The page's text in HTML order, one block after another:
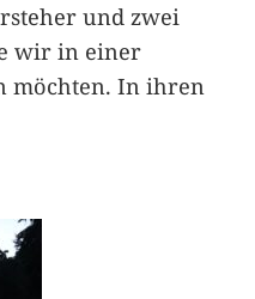
und zwei
wir in einer
möchten. In ihren